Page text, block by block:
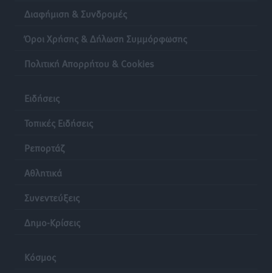
Διαφήμιση & Συνδρομές
Όροι Χρήσης & Δήλωση Συμμόρφωσης
Πολιτική Απορρήτου & Cookies
Ειδήσεις
Τοπικές Ειδήσεις
Ρεπορτάζ
Αθλητικά
Συνεντεύξεις
Δημο-Κρίσεις
Κόσμος